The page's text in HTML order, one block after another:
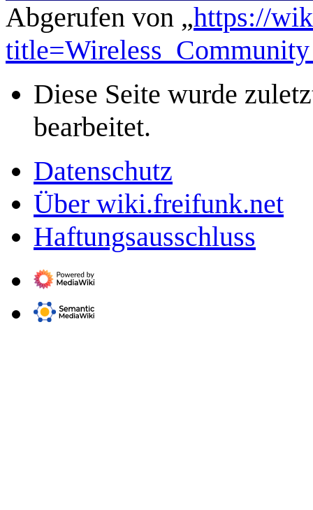
Abgerufen von „https://
Diese Seite wurde
bearbeitet.
Datenschutz
Über wiki.freifunk.net
Haftungsausschluss